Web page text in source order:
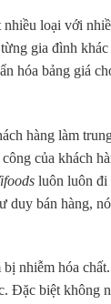
loại với
gia đình
hóa bảng giá
hàng làm
của khách
luôn luôn đi
duy bán hàng,
nhiễm hóa
Đặc biệt không